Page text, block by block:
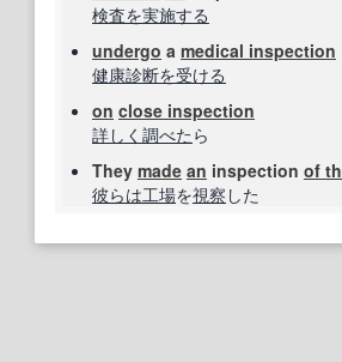
検査を実施する
undergo a medical inspection
健康診断を受ける
on close inspection
詳しく 調べた ら
They made an inspection of
彼らは工場を視察 した